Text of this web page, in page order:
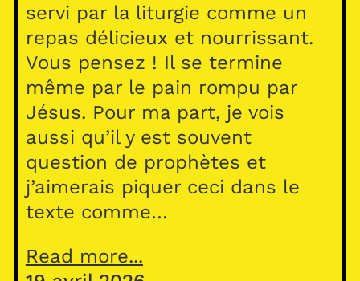
servi par la liturgie comme un
repas délicieux et nourrissant.
Vous pensez ! Il se termine
même par le pain rompu par
Jésus. Pour ma part, je vois
aussi qu’il y est souvent
question de prophètes et
j’aimerais piquer ceci dans le
texte comme…
Read more...